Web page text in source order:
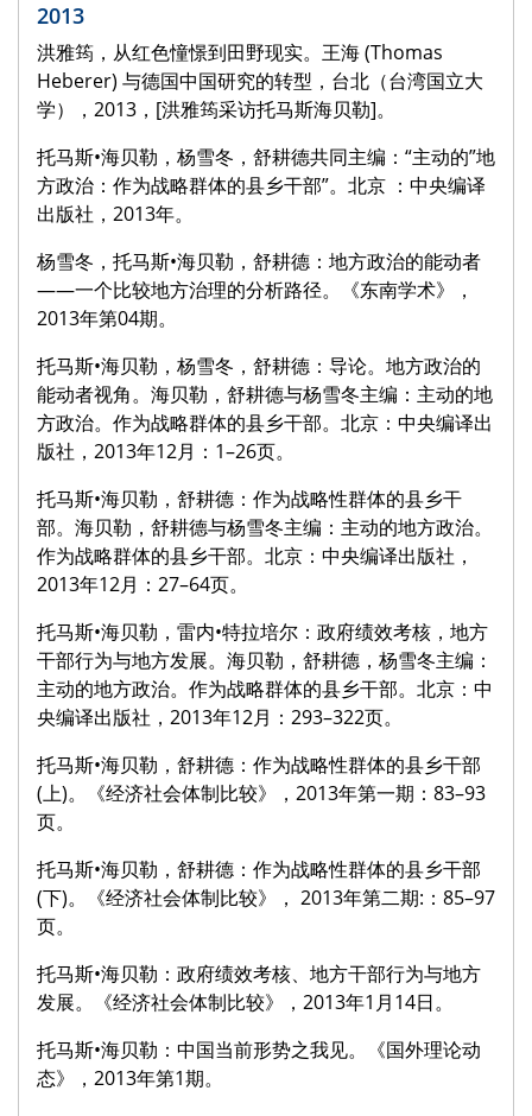
2013
洪雅筠，从红色憧憬到田野现实。王海 (Thomas
Heberer) 与德国中国研究的转型，台北（台湾国立大
学），2013，[洪雅筠采访托马斯海贝勒]。
托马斯•海贝勒，杨雪冬，舒耕德共同主编：“主动的”地
方政治：作为战略群体的县乡干部”。北京 ：中央编译
出版社，2013年。
杨雪冬，托马斯•海贝勒，舒耕德：地方政治的能动者
——一个比较地方治理的分析路径。《东南学术》，
2013年第04期。
托马斯•海贝勒，杨雪冬，舒耕德：导论。地方政治的
能动者视角。海贝勒，舒耕德与杨雪冬主编：主动的地
方政治。作为战略群体的县乡干部。北京：中央编译出
版社，2013年12月：1–26页。
托马斯•海贝勒，舒耕德：作为战略性群体的县乡干
部。海贝勒，舒耕德与杨雪冬主编：主动的地方政治。
作为战略群体的县乡干部。北京：中央编译出版社，
2013年12月：27–64页。
托马斯•海贝勒，雷内•特拉培尔：政府绩效考核，地方
干部行为与地方发展。海贝勒，舒耕德，杨雪冬主编：
主动的地方政治。作为战略群体的县乡干部。北京：中
央编译出版社，2013年12月：293–322页。
托马斯•海贝勒，舒耕德：作为战略性群体的县乡干部
(上)。《经济社会体制比较》，2013年第一期：83–93
页。
托马斯•海贝勒，舒耕德：作为战略性群体的县乡干部
(下)。《经济社会体制比较》， 2013年第二期:：85–97
页。
托马斯•海贝勒：政府绩效考核、地方干部行为与地方
发展。《经济社会体制比较》，2013年1月14日。
托马斯•海贝勒：中国当前形势之我见。《国外理论动
态》，2013年第1期。